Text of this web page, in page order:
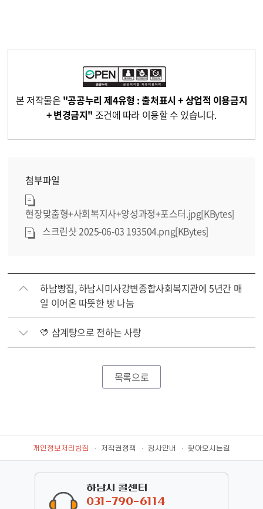
본 저작물은 "공공누리 제4유형 : 출처표시 + 상업적 이용금지
+ 변경금지" 조건에 따라 이용할 수 있습니다.
첨부파일
현장맞춤형+사회복지사+양성과정+포스터.jpg[KBytes]
스크린샷 2025-06-03 193504.png[KBytes]
하남빵집, 하남시미사강변종합사회복지관에 5년간 매
일 이어온 따뜻한 빵 나눔
💛 삼계탕으로 전하는 사랑
목록으로
개인정보처리방침 저작권정책 청사안내 찾아오시는길
하남시 콜센터
031-790-6114